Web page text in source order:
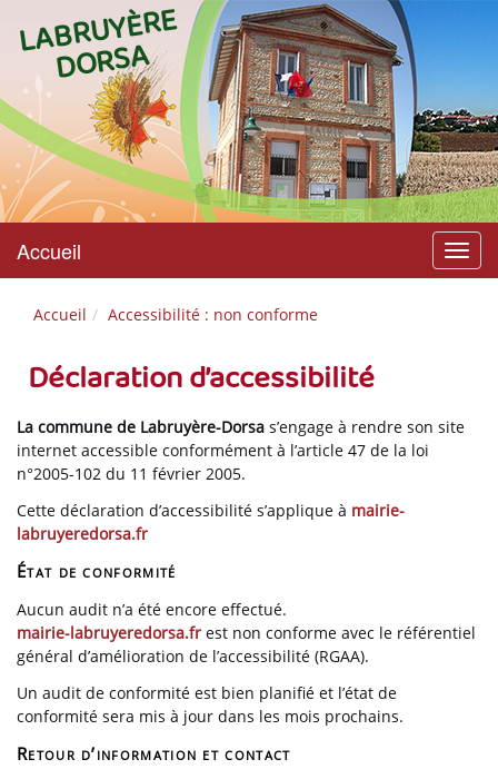
L
A
B
R
U
Y
È
R
E
D
O
R
S
A
Menu
Accueil
Accueil Accessibilité : non conforme
Déclaration d’accessibilité
La commune de Labruyère-Dorsa s’engage à rendre son site
internet accessible conformément à l’article 47 de la loi
n°2005-102 du 11 février 2005.
Cette déclaration d’accessibilité s’applique à mairie-
labruyeredorsa.fr
État de conformité
Aucun audit n’a été encore effectué.
mairie-labruyeredorsa.fr est non conforme avec le référentiel
général d’amélioration de l’accessibilité (RGAA).
Un audit de conformité est bien planifié et l’état de
conformité sera mis à jour dans les mois prochains.
Retour d’information et contact